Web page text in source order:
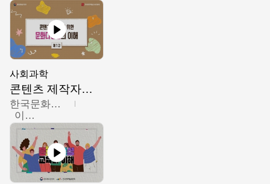
사회과학
콘텐츠 제작자를 위한 문화다양성의 이해
한국문화예술교육진흥원
이성민